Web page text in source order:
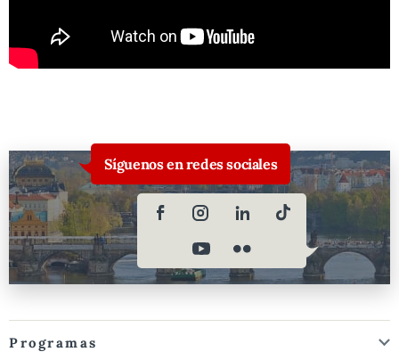
Síguenos en redes sociales
Programas